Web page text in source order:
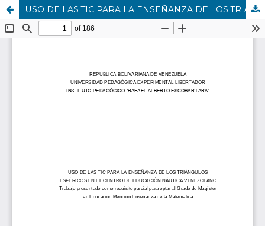
USO DE LAS TIC PARA LA ENSEÑANZA DE LOS TRIÁNGULOS ESFÉRICOS EN EL CENTRO DE EDUCACIÓN NÁUTICA VENEZOLANO